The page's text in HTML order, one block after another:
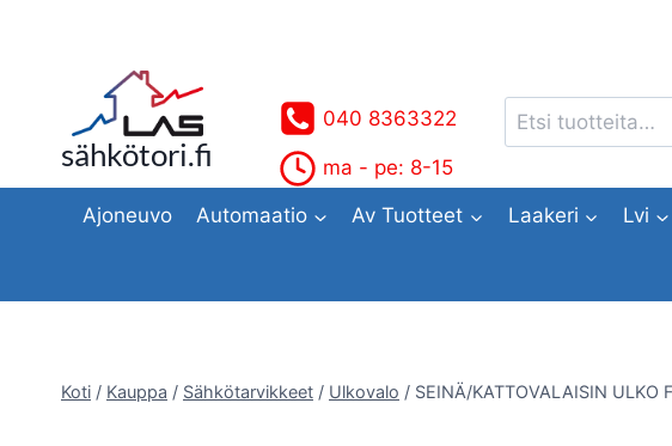
sähkötori.fi
040 8363322
ma - pe: 8-15
Etsi:
Ajoneuvo Automaatio Av Tuotteet Laakeri Lvi
Koti / Kauppa / Sähkötarvikkeet / Ulkovalo / SEINÄ/KATTOVALAISIN ULKO